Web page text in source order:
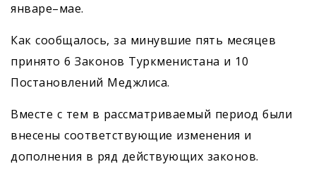
январе–мае.
Как сообщалось, за минувшие пять месяцев
принято 6 Законов Туркменистана и 10
Постановлений Меджлиса.
Вместе с тем в рассматриваемый период были
внесены соответствующие изменения и
дополнения в ряд действующих законов.